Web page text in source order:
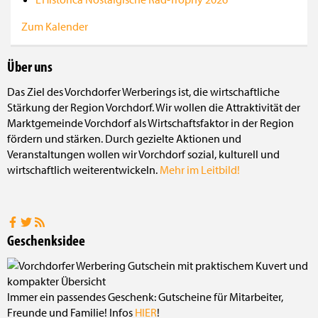
Zum Kalender
Über uns
Das Ziel des Vorchdorfer Werberings ist, die wirtschaftliche
Stärkung der Region Vorchdorf. Wir wollen die Attraktivität der
Marktgemeinde Vorchdorf als Wirtschaftsfaktor in der Region
fördern und stärken. Durch gezielte Aktionen und
Veranstaltungen wollen wir Vorchdorf sozial, kulturell und
wirtschaftlich weiterentwickeln. Mehr im Leitbild!
Geschenksidee
Immer ein passendes Geschenk: Gutscheine für Mitarbeiter,
Freunde und Familie! Infos HIER!